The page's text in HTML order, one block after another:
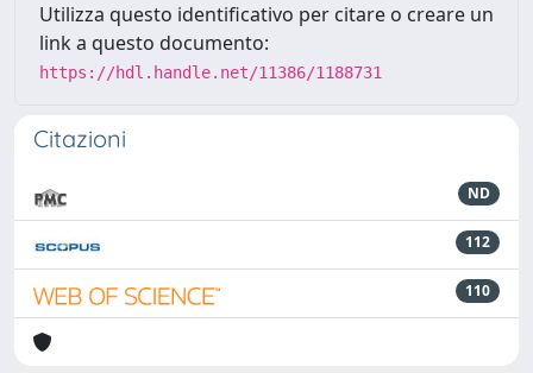
Utilizza questo identificativo per citare o creare un
link a questo documento:
https://hdl.handle.net/11386/1188731
Citazioni
ND
112
110